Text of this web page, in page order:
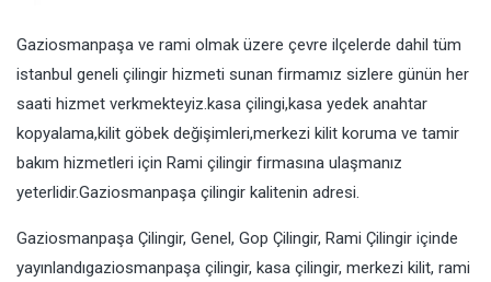
Gaziosmanpaşa ve rami olmak üzere çevre ilçelerde dahil tüm
istanbul geneli çilingir hizmeti sunan firmamız sizlere günün her
saati hizmet verkmekteyiz.kasa çilingi,kasa yedek anahtar
kopyalama,kilit göbek değişimleri,merkezi kilit koruma ve tamir
bakım hizmetleri için Rami çilingir firmasına ulaşmanız
yeterlidir.Gaziosmanpaşa çilingir kalitenin adresi.
Gaziosmanpaşa Çilingir, Genel , Gop Çilingir, Rami Çilingir içinde
yayınlandıgaziosmanpaşa çilingir, kasa çilingir, merkezi kilit, rami